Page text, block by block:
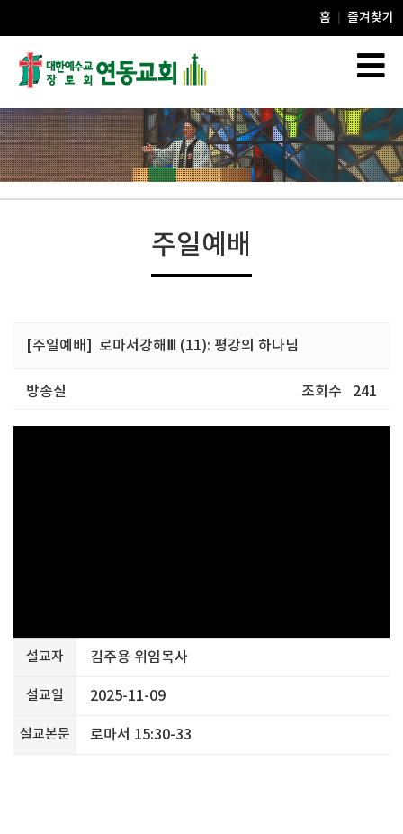
홈 즐겨찾기
주일예배
[주일예배] 로마서강해Ⅲ (11): 평강의 하나님
방송실 조회수 241
설교자 김주용 위임목사
설교일 2025-11-09
설교본문 로마서 15:30-33